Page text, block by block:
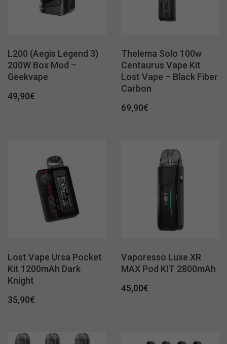
L200 (Aegis Legend 3)
200W Box Mod –
Geekvape
49,90€
Thelema Solo 100w
Centaurus Vape Kit
Lost Vape – Black Fiber
Carbon
69,90€
Lost Vape Ursa Pocket
Kit 1200mAh Dark
Knight
35,90€
Vaporesso Luxe XR
MAX Pod KIT 2800mAh
45,00€